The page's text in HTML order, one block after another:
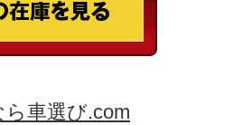
車選び.com